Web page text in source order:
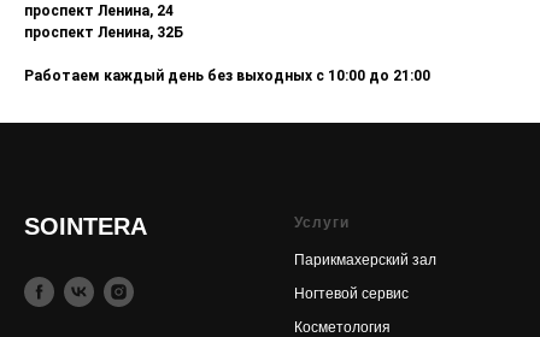
проспект Ленина, 24
проспект Ленина, 32Б
Работаем каждый день без выходных с 10:00 до 21:00
SOINTERA Услуги
Парикмахерский зал
Ногтевой сервис
Косметология